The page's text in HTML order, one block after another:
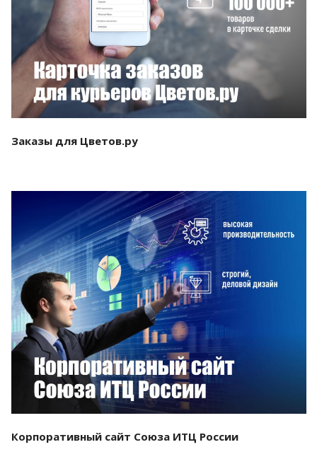
Смотреть проект
Заказы для Цветов.ру
Смотреть проект
Корпоративный сайт Союза ИТЦ России